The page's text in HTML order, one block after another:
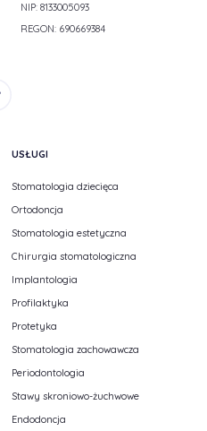
NIP: 8133005093
REGON: 690669384
USŁUGI
Stomatologia dziecięca
Ortodoncja
Stomatologia estetyczna
Chirurgia stomatologiczna
Implantologia
Profilaktyka
Protetyka
Stomatologia zachowawcza
Periodontologia
Stawy skroniowo-żuchwowe
Endodoncja